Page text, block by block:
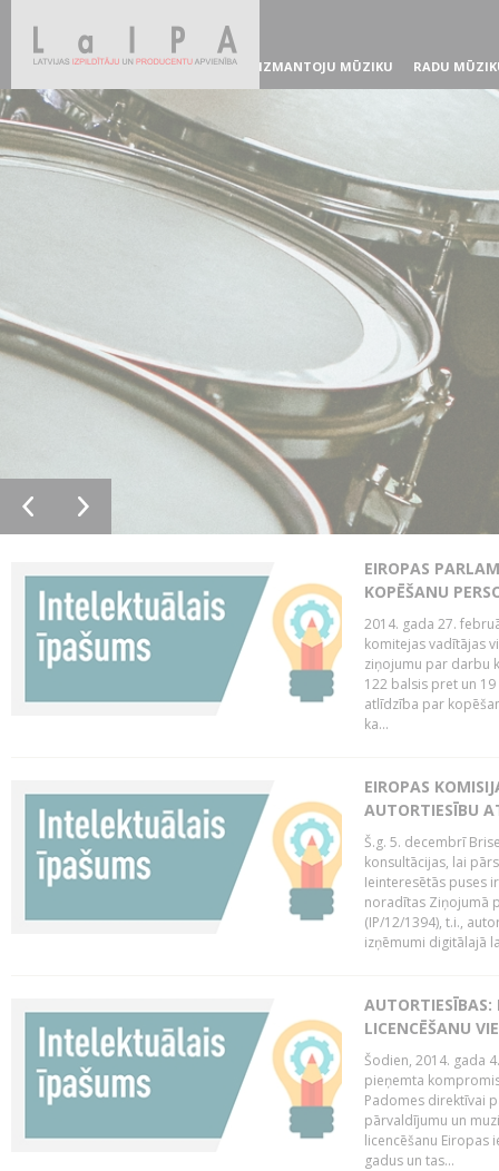
IZMANTOJU MŪZIKU RADU
EIROPAS
KOPĒŠANU
2014. gada 27.
komitejas vadītājas
ziņojumu par darbu
122 balsis pret un
atlīdzība par
ka...
EIROPAS
AUTORTIESĪBU
Š.g. 5. decembrī
konsultācijas, lai
Ieinteresētās puses
noradītas Ziņojumā
(IP/12/1394), t.i.,
izņēmumi digitālajā
AUTORTIESĪBAS:
LICENCĒŠANU
Šodien, 2014. gada
pieņemta
Padomes direktīvai
pārvaldījumu un
licencēšanu Eiropas
gadus un tas...